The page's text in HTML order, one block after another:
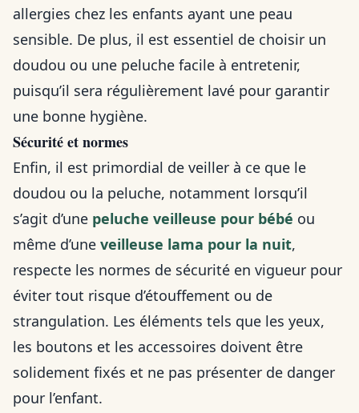
allergies chez les enfants ayant une peau
sensible. De plus, il est essentiel de choisir un
doudou ou une peluche facile à entretenir,
puisqu’il sera régulièrement lavé pour garantir
une bonne hygiène.
Sécurité et normes
Enfin, il est primordial de veiller à ce que le
doudou ou la peluche, notamment lorsqu’il
s’agit d’une peluche veilleuse pour bébé ou
même d’une veilleuse lama pour la nuit,
respecte les normes de sécurité en vigueur pour
éviter tout risque d’étouffement ou de
strangulation. Les éléments tels que les yeux,
les boutons et les accessoires doivent être
solidement fixés et ne pas présenter de danger
pour l’enfant.